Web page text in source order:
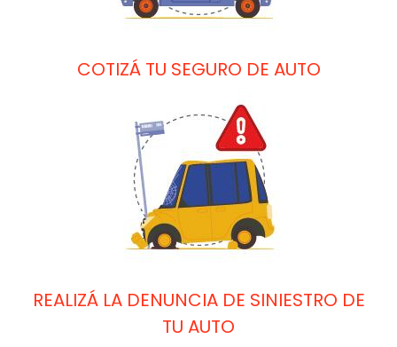
COTIZÁ TU SEGURO DE AUTO
REALIZÁ LA DENUNCIA DE SINIESTRO DE
TU AUTO